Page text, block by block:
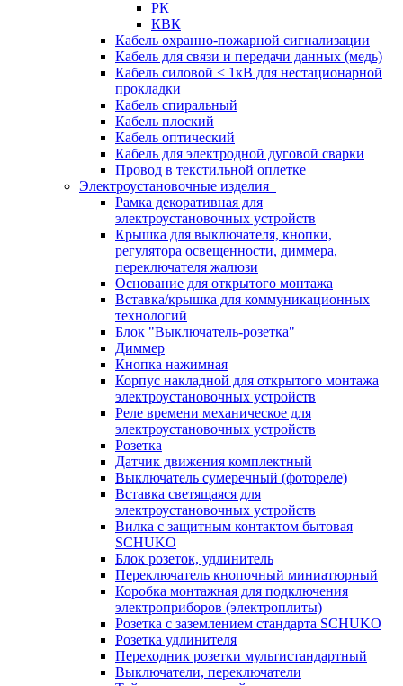
РК
КВК
Кабель охранно-пожарной сигнализации
Кабель для связи и передачи данных (медь)
Кабель силовой < 1кВ для нестационарной
прокладки
Кабель спиральный
Кабель плоский
Кабель оптический
Кабель для электродной дуговой сварки
Провод в текстильной оплетке
Электроустановочные изделия
Рамка декоративная для
электроустановочных устройств
Крышка для выключателя, кнопки,
регулятора освещенности, диммера,
переключателя жалюзи
Основание для открытого монтажа
Вставка/крышка для коммуникационных
технологий
Блок "Выключатель-розетка"
Диммер
Кнопка нажимная
Корпус накладной для открытого монтажа
электроустановочных устройств
Реле времени механическое для
электроустановочных устройств
Розетка
Датчик движения комплектный
Выключатель сумеречный (фотореле)
Вставка светящаяся для
электроустановочных устройств
Вилка с защитным контактом бытовая
SCHUKO
Блок розеток, удлинитель
Переключатель кнопочный миниатюрный
Коробка монтажная для подключения
электроприборов (электроплиты)
Розетка с заземлением стандарта SCHUKO
Розетка удлинителя
Переходник розетки мультистандартный
Выключатели, переключатели